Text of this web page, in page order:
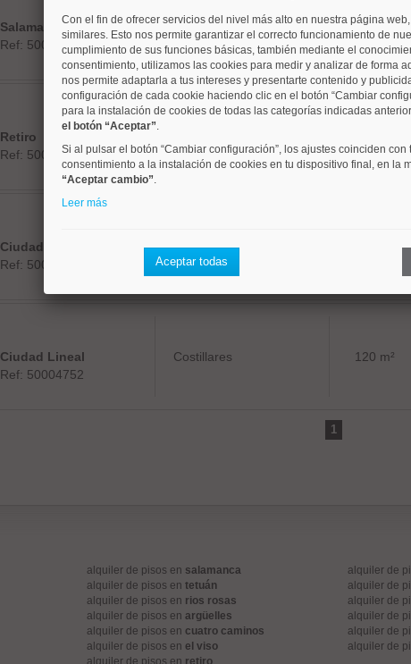
Salamanca
Ref: 50004673
Guindalera 42 m²
Retiro
Ref: 50004287
Ciudad Lineal
Ref: 50004827
Quintana
Ciudad Lineal
Ref: 50004752
Costillares 120 m²
1
alquiler de pisos en salamanca
alquiler de pisos en tetuán
alquiler de pisos en rios rosas
alquiler de pisos en argüelles
alquiler de pisos en cuatro caminos
alquiler de pisos en el viso
alquiler de pisos en retiro
alquiler de
alquiler de
alquiler de
alquiler de
alquiler de
alquiler de
Con el fin de ofrecer servicios del nivel más alto en nuestra página
similares. Esto nos permite garantizar el correcto funcionamiento de
cumplimiento de sus funciones básicas, también mediante el
consentimiento, utilizamos las cookies para medir y analizar de forma
nos permite adaptarla a tus intereses y presentarte contenido y
configuración de cada cookie haciendo clic en el botón “Cambiar
para la instalación de cookies de todas las categorías indicadas
el botón “Aceptar”.
Si al pulsar el botón “Cambiar configuración”, los ajustes coinciden con
consentimiento a la instalación de cookies en tu dispositivo final, en la
“Aceptar cambio”.
Leer más
Aceptar todas